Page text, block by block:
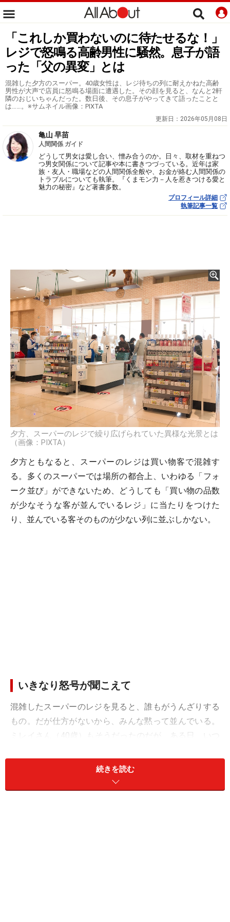
「これしか買わないのに待たせるな！」
レジで怒鳴る高齢男性に騒然。息子が語
った「父の異変」とは
混雑した夕方のスーパー。40歳女性は、レジ待ちの列に耐えかねた高齢
男性が大声で店員に怒鳴る場面に遭遇した。その顔を見ると、なんと2軒
隣のおじいちゃんだった。数日後、その息子がやってきて語ったことと
は……。※サムネイル画像：PIXTA
更新日： 2026年05月08日
亀山 早苗
人間関係 ガイド
どうして男女は愛し合い、憎み合うのか。日々、取材を重ねつ
つ男女関係について記事や本に書きつづっている。近年は家
族・友人・職場などの人間関係全般や、お金が絡む人間関係の
トラブルについても執筆。『くまモン力－人を惹きつける愛と
魅力の秘密』など著書多数。
プロフィール詳細
執筆記事一覧
夕方、スーパーのレジで繰り広げられていた異様な光景とは
（画像：PIXTA）
夕方ともなると、スーパーのレジは買い物客で混雑す
る。多くのスーパーでは場所の都合上、いわゆる「フォ
ーク並び」ができないため、どうしても「買い物の品数
が少なそうな客が並んでいるレジ」に当たりをつけた
り、並んでいる客そのものが少ない列に並ぶしかない。
いきなり怒号が聞こえて
混雑したスーパーのレジを見ると、誰もがうんざりする
もの。だが仕方がないから、みんな黙って並んでいる。
ミレイさん（40歳）もそうだったのだが、ある日、いつ
「パート帰りには一番混雑した時間帯にスーパーに行く
ことになっちゃうんです。その日もレジは混んでいまし
続きを読む